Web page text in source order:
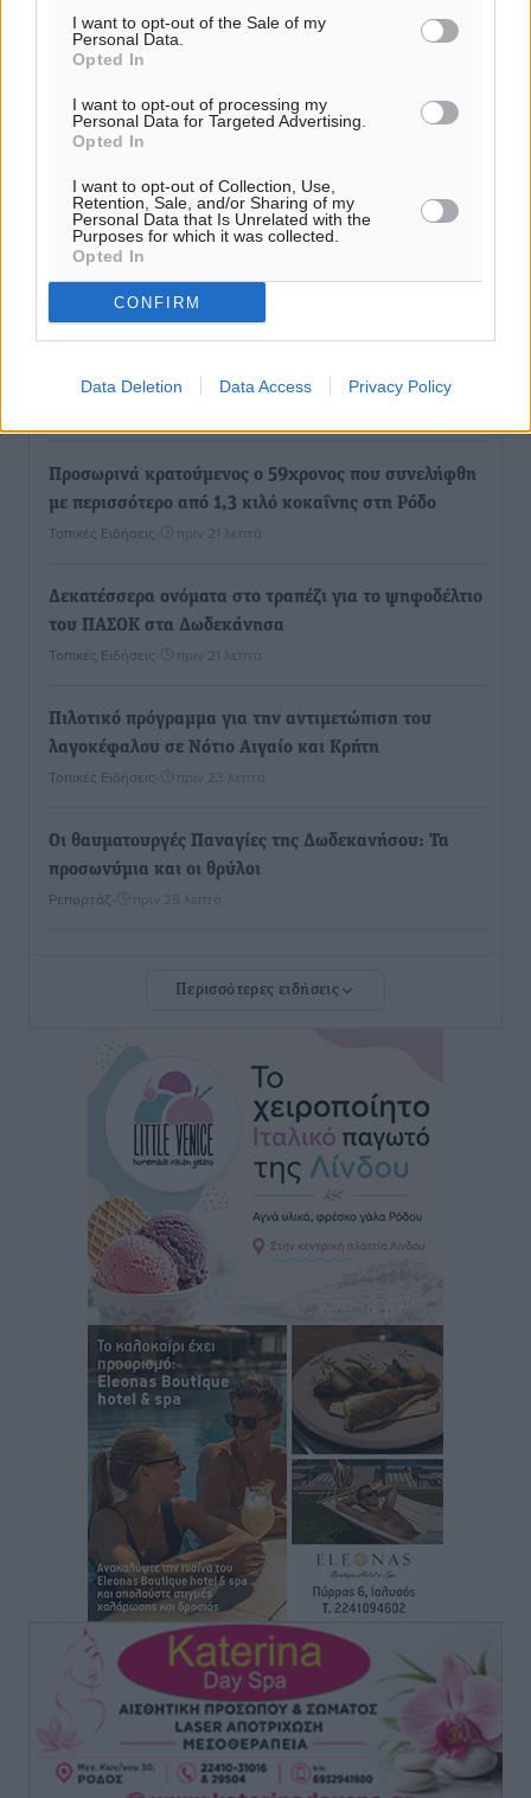
I want to opt-out of the Sale of my
Personal Data.
Opted In
I want to opt-out of processing my
Personal Data for Targeted Advertising.
Opted In
I want to opt-out of Collection, Use,
Retention, Sale, and/or Sharing of my
Personal Data that Is Unrelated with the
Purposes for which it was collected.
Opted In
CONFIRM
Data Deletion Data Access Privacy Policy
Ροή ειδήσεων
Νέα εποχή για το Νοσοκομείο Ρόδου: Έργα υποδομής,
ακτινοθεραπευτικό κέντρο και νέα μέτρα για τη
στελέχωση
Τοπικές Ειδήσεις• πριν 18 λεπτά
Δίκτυο ΑμεΑ στη Μεσαιωνική Πόλη
Προσωρινά κρατούμενος ο 59χρονος που συνελήφθη
με περισσότερο από 1,3 κιλό κοκαΐνης στη Ρόδο
Τοπικές Ειδήσεις πριν 21 λεπτά
Δεκατέσσερα ονόματα στο τραπέζι για το ψηφοδέλτιο
του ΠΑΣΟΚ στα Δωδεκάνησα
Τοπικές Ειδήσεις πριν 21 λεπτά
Πιλοτικό πρόγραμμα για την αντιμετώπιση του
λαγοκέφαλου σε Νότιο Αιγαίο και Κρήτη
Τοπικές Ειδήσεις πριν 23 λεπτά
Οι θαυματουργές Παναγίες της Δωδεκανήσου: Τα
προσωνύμια και οι θρύλοι
Ρεπορτάζ πριν 25 λεπτά
αναχωρούν από Πειραιά, Ραφήνα και Λαύριο
Τι αλλάζει το χωροταξικό στις τουριστικές επενδύσεις
Τοπικές Ειδήσεις πριν 14 ώρες
ΥΠΑΑΤ: 12,5 εκατ. ευρώ στις 13 Περιφέρειες για μέτρα
βιοασφάλειας
Τοπικές Ειδήσεις• πριν 14 ώρες
Ποιοι φοιτητές μπορούν να λάβουν ενίσχυση για
στέγη έως 2.500 ευρώ
Ειδήσεις• πριν 14 ώρες
«Γιατί οι Τούρκοι συρρέουν στα ελληνικά νησιά»:
Τουρκική εφημερίδα εξηγεί τους λόγους που οι
γείτονες προτιμούν την Ελλάδα για διακοπές
Τοπικές Ειδήσεις • πριν 15 ώρες
«Μουσικό Ταξίδι στο Αιγαίο»: Η Ρόδος έγραψε μια
νέα σελίδα στον πολιτισμό
Πολιτιστικά πριν 15 ώρες
Άμεσα μέτρα για την ενίσχυση του Νοσοκομείου
Ρόδου και αντιμετώπιση των ελλείψεων προσωπικού
ανακοίνωσε ο Άδωνις Γεωργιάδης
Τοπικές Ειδήσεις πριν 15 ώρες
Περισσότερες ειδήσεις